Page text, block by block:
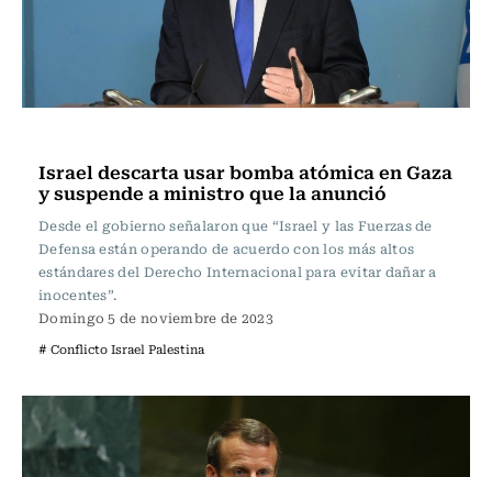
Israel descarta usar bomba atómica en Gaza
y suspende a ministro que la anunció
Desde el gobierno señalaron que “Israel y las Fuerzas de
Defensa están operando de acuerdo con los más altos
estándares del Derecho Internacional para evitar dañar a
inocentes”.
Domingo 5 de noviembre de 2023
# Conflicto Israel Palestina